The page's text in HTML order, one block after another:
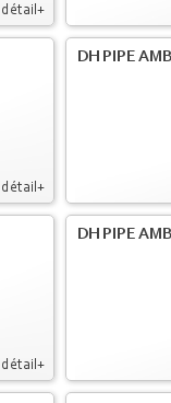
détail+
détail+
DH PIPE
détail+
DH PIPE